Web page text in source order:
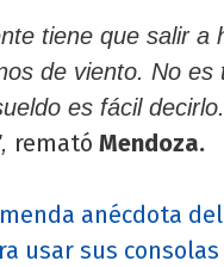
tiene que salir a
de viento. No
es fácil
remató Mendoza.
anécdota
usar sus